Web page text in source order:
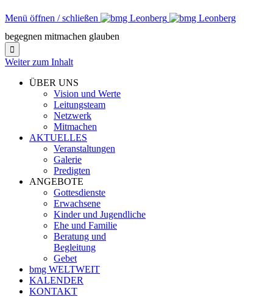
Menü öffnen / schließen
begegnen mitmachen glauben

Weiter zum Inhalt
ÜBER UNS
Vision und Werte
Leitungsteam
Netzwerk
Mitmachen
AKTUELLES
Veranstaltungen
Galerie
Predigten
ANGEBOTE
Gottesdienste
Erwachsene
Kinder und Jugendliche
Ehe und Familie
Beratung und
Begleitung
Gebet
bmg WELTWEIT
KALENDER
KONTAKT